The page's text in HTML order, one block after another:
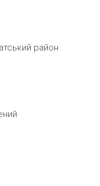
район